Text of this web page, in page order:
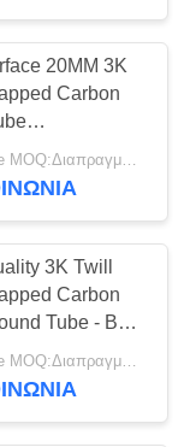
20MM 3K
Carbon
3K Twill
Carbon
Tube - Best
to Weight Ratio
negotiable MOQ:Διαπραγματεύσιμος